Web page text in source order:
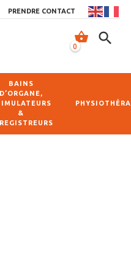
0
shopping_basket search
PRENDRE CONTACT
BAINS
D’ORGANE,
&